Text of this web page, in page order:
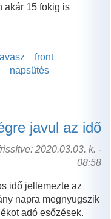
akár 15 fokig is
front
napsütés
javul az idő
2020.03.03. k. -
08:58
idő jellemezte az
napra megnyugszik
adó esőzések.